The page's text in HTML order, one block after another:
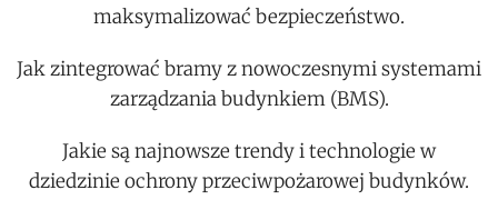
maksymalizować bezpieczeństwo.
Jak zintegrować bramy z nowoczesnymi systemami
zarządzania budynkiem (BMS).
Jakie są najnowsze trendy i technologie w
dziedzinie ochrony przeciwpożarowej budynków.